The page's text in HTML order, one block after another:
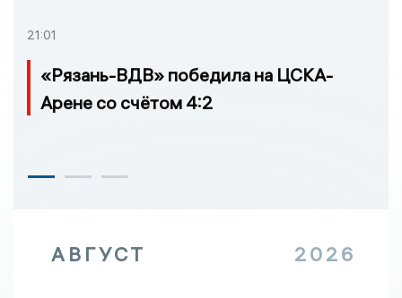
21:01
«Рязань-ВДВ» победила на ЦСКА-
Арене со счётом 4:2
АВГУСТ 2026